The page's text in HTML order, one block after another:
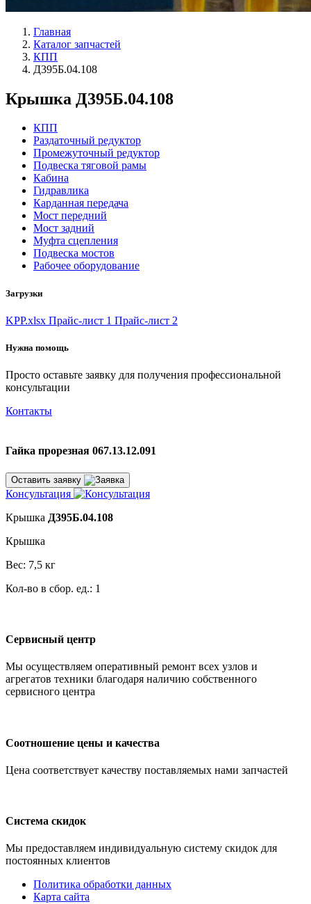
Главная
Каталог запчастей
КПП
Д395Б.04.108
Крышка Д395Б.04.108
КПП
Раздаточный редуктор
Промежуточный редуктор
Подвеска тяговой рамы
Кабина
Гидравлика
Карданная передача
Мост передний
Мост задний
Муфта сцепления
Подвеска мостов
Рабочее оборудование
Загрузки
KPP.xlsx Прайс-лист 1 Прайс-лист 2
Нужна помощь
Просто оставьте заявку для получения профессиональной
консультации
Контакты
Гайка прорезная 067.13.12.091
Оставить заявку
Консультация
Крышка Д395Б.04.108
Крышка
Вес: 7,5 кг
Кол-во в сбор. ед.: 1
Сервисный центр
Мы осуществляем оперативный ремонт всех узлов и
агрегатов техники благодаря наличию собственного
сервисного центра
Соотношение цены и качества
Цена соответствует качеству поставляемых нами запчастей
Система скидок
Мы предоставляем индивидуальную систему скидок для
постоянных клиентов
Политика обработки данных
Карта сайта